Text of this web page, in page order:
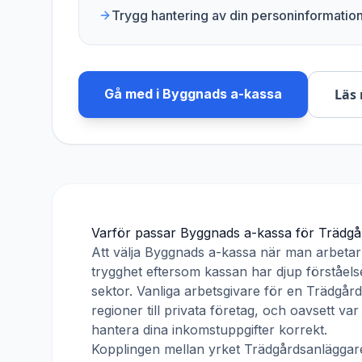
Trygg hantering av din
Gå med i Byggnads a-kassa Läs
Varför passar Byggnads a-kassa för
Att välja Byggnads a-kassa när man
trygghet eftersom kassan har djup
sektor. Vanliga arbetsgivare för en
regioner till privata företag, och oavsett
hantera dina inkomstuppgifter korrekt.
Kopplingen mellan yrket